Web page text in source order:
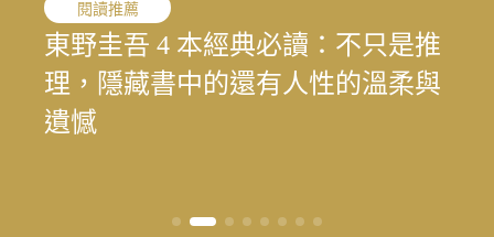
花蓮震後專題
結合地方創生與文化生態的永續旅
遊 重塑花蓮觀光新模式
職人精神
「我的課題不是變成女人，而是成
為我喜歡的自己」——最美律師樂
樂（陳漢章）的 40 年修課
閱讀推薦
東野圭吾 4 本經典必讀：不只是推
理，隱藏書中的還有人性的溫柔與
遺憾
敘事醫學
寫下病房裡沒說出口的心情：林口
長庚醫院兒童過敏氣喘風溼科主治
醫師林思偕，談書寫與渴望被理解
職人精神
文史收藏家劉國煒，在泛黃文史資
料中，續留臺灣樂壇過往風華
演藝人生
一雙鼓棒敲過一甲子，「台灣鼓
王」黃瑞豐見證臺灣主流音樂的時
代更迭
媒體先鋒
王小棣：從問題學生到臺灣影視推
手，始終相信人的可能
花蓮震後專題
太魯閣按下暫停鍵後，花蓮觀光何
時再現榮景？震後兩年，觀光與永
續發展的轉型考題
花蓮震後專題
結合地方創生與文化生態的永續旅
遊 重塑花蓮觀光新模式
職人精神
「我的課題不是變成女人，而是成
為我喜歡的自己」——最美律師樂
樂（陳漢章）的 40 年修課